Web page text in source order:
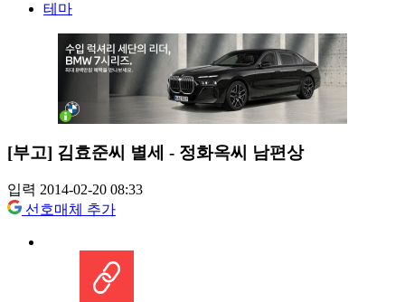
테마
[부고] 김효준씨 별세 - 정화옥씨 남편상
입력 2014-02-20 08:33
선호매체 추가